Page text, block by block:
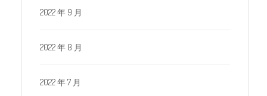
2022 年 9 月
2022 年 8 月
2022 年 7 月